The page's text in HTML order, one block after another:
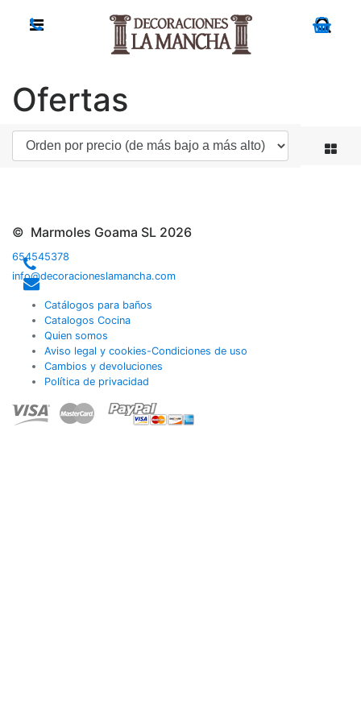
Ofertas
© Marmoles Goama SL 2026
654545378
info@decoracioneslamancha.com
Catálogos para baños
Catalogos Cocina
Quien somos
Aviso legal y cookies-Condiciones de uso
Cambios y devoluciones
Política de privacidad